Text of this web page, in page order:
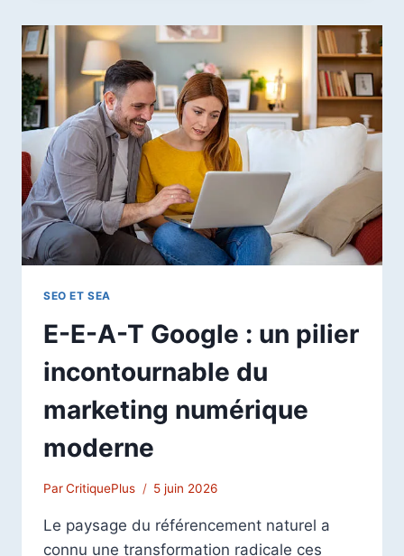
MODÈLES
DE
LANGAGE
(LLM)
EN
FRANCE
SEO ET SEA
E-E-A-T Google : un pilier
incontournable du
marketing numérique
moderne
ParCritiquePlus 5 juin 2026
Le paysage du référencement naturel a
connu une transformation radicale ces